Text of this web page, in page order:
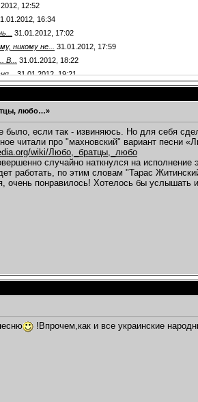
12:52
16:34
31.01.2012, 17:02
никому не... 31.01.2012, 17:59
В... 31.01.2012, 18:22
31.01.2012, 19:21
01.02.2012,07:18
за...01.02.2012,
Нестора... 01.02.2012, 10:02
23:28
01:35
00:20
03.02.2012,
любо…»
было, если так - извиняюсь. Но для себя
читали про "махновский" вариант песни
wiki/Любо,_братцы,_любо
случайно наткнулся на исполнение
работать, по этим словам "Тарас
очень понравилось! Хотелось бы услышать
!Впрочем,как и все украинские